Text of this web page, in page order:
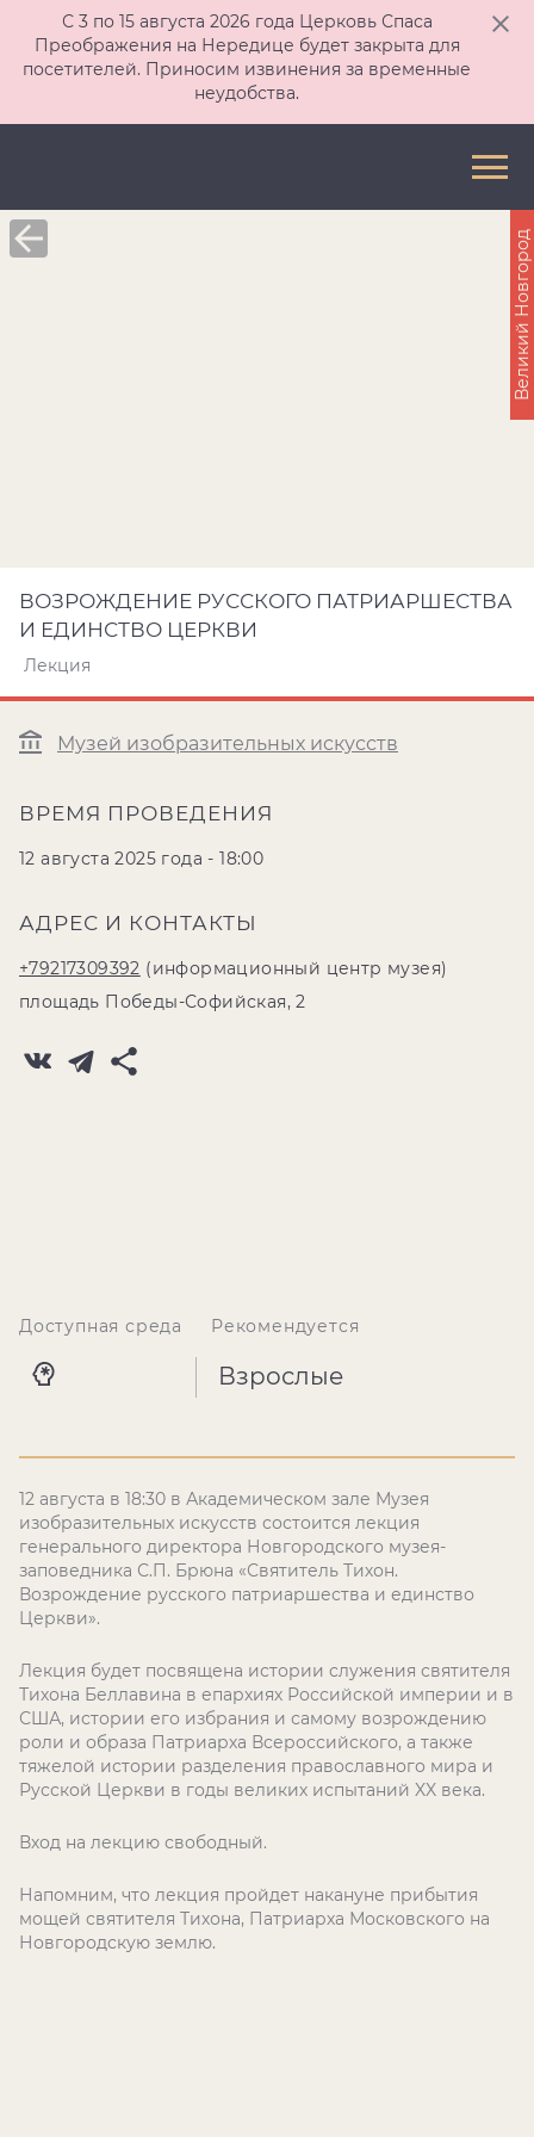
С 3 по 15 августа 2026 года Церковь Спаса
Преображения на Нередице будет закрыта для
посетителей. Приносим извинения за временные
неудобства.
ВОЗРОЖДЕНИЕ РУССКОГО ПАТРИАРШЕСТВА
И ЕДИНСТВО ЦЕРКВИ
Лекция
Музей изобразительных искусств
ВРЕМЯ ПРОВЕДЕНИЯ
12 августа 2025 года - 18:00
АДРЕС И КОНТАКТЫ
+79217309392 (информационный центр музея)
площадь Победы-Софийская, 2
Великий Новгород
Доступная среда Рекомендуется
Взрослые
12 августа в 18:30 в Академическом зале Музея
изобразительных искусств состоится лекция
генерального директора Новгородского музея-
заповедника С.П. Брюна «Святитель Тихон.
Возрождение русского патриаршества и единство
Церкви».
Лекция будет посвящена истории служения святителя
Тихона Беллавина в епархиях Российской империи и в
США, истории его избрания и самому возрождению
роли и образа Патриарха Всероссийского, а также
тяжелой истории разделения православного мира и
Русской Церкви в годы великих испытаний XX века.
Вход на лекцию свободный.
Напомним, что лекция пройдет накануне прибытия
мощей святителя Тихона, Патриарха Московского на
Новгородскую землю.